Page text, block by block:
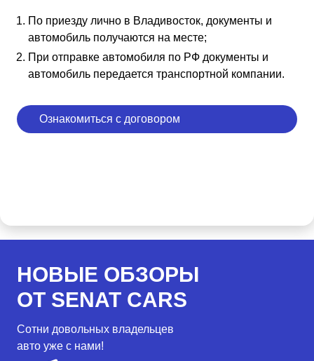
По приезду лично в Владивосток, документы и
автомобиль получаются на месте;
При отправке автомобиля по РФ документы и
автомобиль передается транспортной компании.
Ознакомиться с договором
НОВЫЕ ОБЗОРЫ
ОТ SENAT CARS
Сотни довольных владельцев
авто уже с нами!